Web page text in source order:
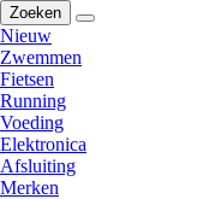
Zoeken
Nieuw
Zwemmen
Fietsen
Running
Voeding
Elektronica
Afsluiting
Merken